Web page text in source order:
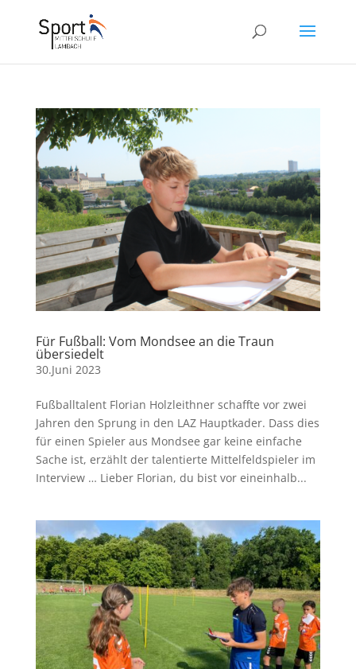
Für Fußball: Vom Mondsee an die Traun
übersiedelt
30.Juni 2023
Fußballtalent Florian Holzleithner schaffte vor zwei
Jahren den Sprung in den LAZ Hauptkader. Dass dies
für einen Spieler aus Mondsee gar keine einfache
Sache ist, erzählt der talentierte Mittelfeldspieler im
Interview … Lieber Florian, du bist vor eineinhalb...